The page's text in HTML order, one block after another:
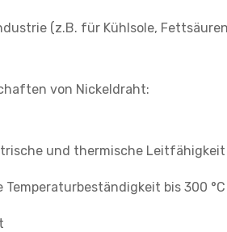
(z.B. für Kühlsole,
von Nickeldraht:
und thermische Leitfähigkeit
Temperaturbeständigkeit bis 300 °C